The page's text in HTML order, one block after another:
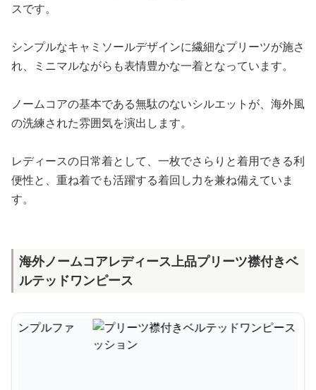
スです。
シンプルなキャミソールデザインに繊細なプリーツが施さ
れ、ミニマルながらも表情豊かな一着となっています。
ノームコアの基本である無駄のないシルエットが、海外風
の洗練された雰囲気を演出します。
レディースの日常着として、一枚でさらりと着用できる利
便性と、重ね着でも活躍する着回し力を兼ね備えていま
す。
海外ノームコアレディース上品プリーツ襟付きベ
ルテッドワンピース